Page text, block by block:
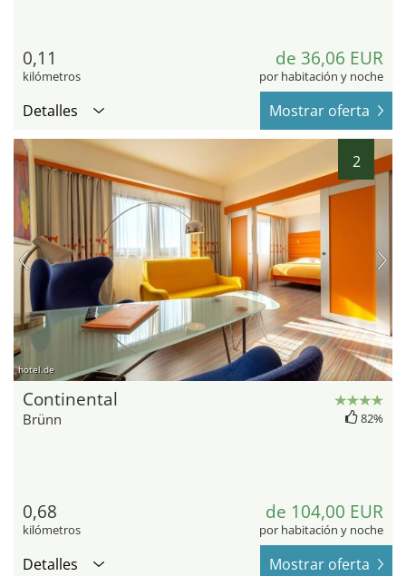
0,11
kilómetros
de 36,06 EUR
por habitación y noche
Detalles Mostrar oferta
2
hotel.de
Continental
Brünn 82%
0,68
kilómetros
de 104,00 EUR
por habitación y noche
Detalles Mostrar oferta